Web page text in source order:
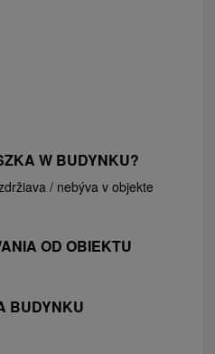
W BUDYNKU?
/ nebýva v objekte
OD OBIEKTU
BUDYNKU